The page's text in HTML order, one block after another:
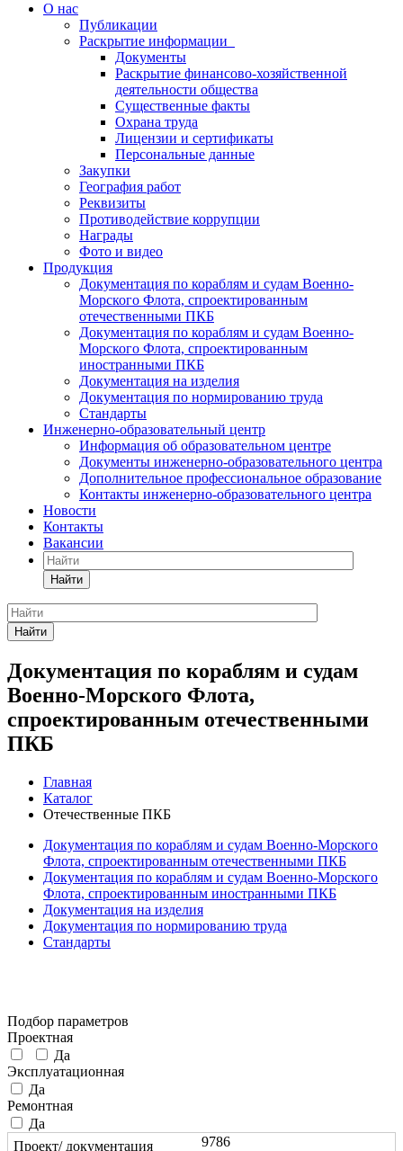
О нас
Публикации
Раскрытие информации
Документы
Раскрытие финансово-хозяйственной
деятельности общества
Существенные факты
Охрана труда
Лицензии и сертификаты
Персональные данные
Закупки
География работ
Реквизиты
Противодействие коррупции
Награды
Фото и видео
Продукция
Документация по кораблям и судам Военно-
Морского Флота, спроектированным
отечественными ПКБ
Документация по кораблям и судам Военно-
Морского Флота, спроектированным
иностранными ПКБ
Документация на изделия
Документация по нормированию труда
Стандарты
Инженерно-образовательный центр
Информация об образовательном центре
Документы инженерно-образовательного центра
Дополнительное профессиональное образование
Контакты инженерно-образовательного центра
Новости
Контакты
Вакансии
Найти
Найти
Документация по кораблям и судам
Военно-Морского Флота,
спроектированным отечественными
ПКБ
Главная
Каталог
Отечественные ПКБ
Документация по кораблям и судам Военно-Морского
Флота, спроектированным отечественными ПКБ
Документация по кораблям и судам Военно-Морского
Флота, спроектированным иностранными ПКБ
Документация на изделия
Документация по нормированию труда
Стандарты
Подбор параметров
Проектная
Да
Эксплуатационная
Да
Ремонтная
Да
9786